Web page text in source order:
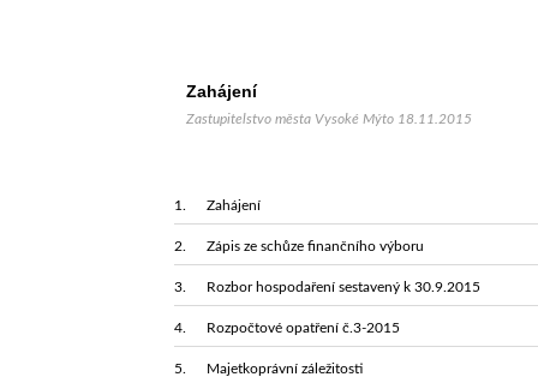
Zahájení
Zastupitelstvo města Vysoké Mýto 18.11.2015
Zahájení
Zápis ze schůze finančního výboru
Rozbor hospodaření sestavený k 30.9.2015
Rozpočtové opatření č.3-2015
Majetkoprávní záležitosti